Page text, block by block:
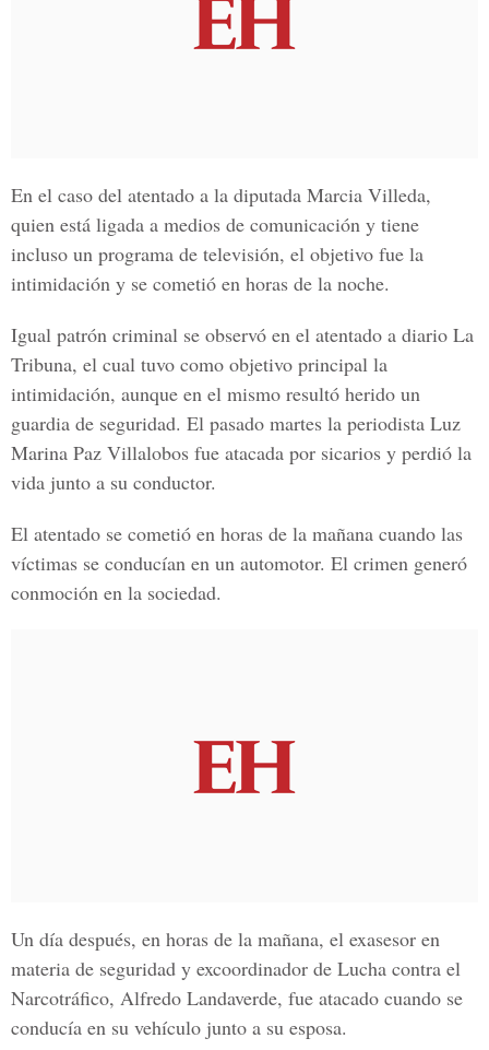
En el caso del atentado a la diputada Marcia Villeda,
quien está ligada a medios de comunicación y tiene
incluso un programa de televisión, el objetivo fue la
intimidación y se cometió en horas de la noche.
Igual patrón criminal se observó en el atentado a diario La
Tribuna, el cual tuvo como objetivo principal la
intimidación, aunque en el mismo resultó herido un
guardia de seguridad. El pasado martes la periodista Luz
Marina Paz Villalobos fue atacada por sicarios y perdió la
vida junto a su conductor.
El atentado se cometió en horas de la mañana cuando las
víctimas se conducían en un automotor. El crimen generó
conmoción en la sociedad.
Un día después, en horas de la mañana, el exasesor en
materia de seguridad y excoordinador de Lucha contra el
Narcotráfico, Alfredo Landaverde, fue atacado cuando se
conducía en su vehículo junto a su esposa.